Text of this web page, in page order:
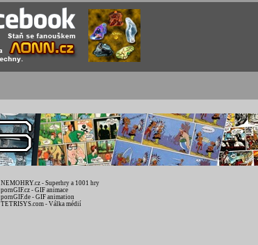
NEMOHRY.cz - Superhry a 1001 hry
pornGIF.cz - GIF animace
pornGIF.de - GIF animation
TETRISYS.com - Válka médií